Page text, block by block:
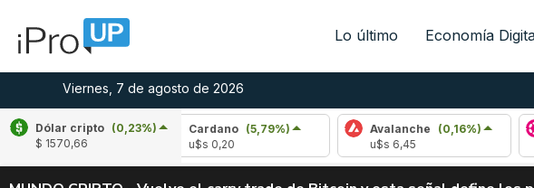
Lo último Economía
Viernes, 7 de agosto de 2026
Dólar cripto (0,23%)
$ 1570,66
Cardano
(5,79%)
Avalanche (0,16%)